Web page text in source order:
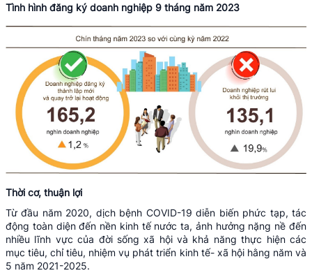
Tình hình đăng ký doanh nghiệp 9 tháng năm 2023
Thời cơ, thuận lợi
Từ đầu năm 2020, dịch bệnh COVID-19 diễn biến phức tạp, tác
động toàn diện đến nền kinh tế nước ta, ảnh hưởng nặng nề đến
nhiều lĩnh vực của đời sống xã hội và khả năng thực hiện các
mục tiêu, chỉ tiêu, nhiệm vụ phát triển kinh tế- xã hội hằng năm và
5 năm 2021-2025.